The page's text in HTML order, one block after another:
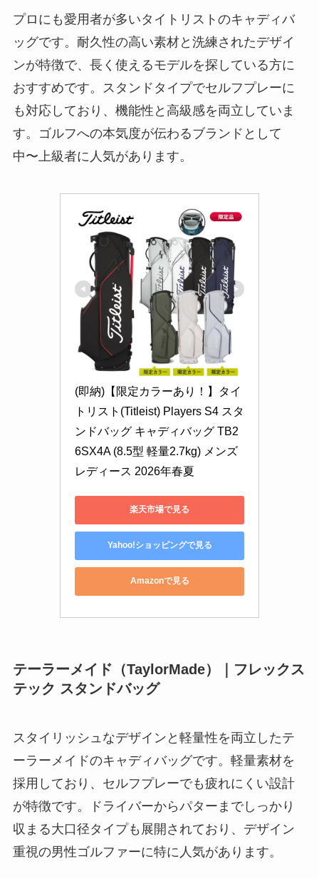
プロにも愛用者が多いタイトリストのキャディバ
ッグです。耐久性の高い素材と洗練されたデザイ
ンが特徴で、長く使えるモデルを探している方に
おすすめです。スタンドタイプでセルフプレーに
も対応しており、機能性と高級感を両立していま
す。ゴルフへの本気度が伝わるブランドとして
中〜上級者に人気があります。
(即納)【限定カラーあり！】タイ
トリスト(Titleist) Players S4 スタ
ンドバッグ キャディバッグ TB2
6SX4A (8.5型 軽量2.7kg) メンズ
レディース 2026年春夏
楽天市場で見る
Yahoo!ショッピングで見る
Amazonで見る
テーラーメイド（TaylorMade）｜フレックス
テック スタンドバッグ
スタイリッシュなデザインと軽量性を両立したテ
ーラーメイドのキャディバッグです。軽量素材を
採用しており、セルフプレーでも疲れにくい設計
が特徴です。ドライバーからパターまでしっかり
収まる大口径タイプも展開されており、デザイン
重視の男性ゴルファーに特に人気があります。